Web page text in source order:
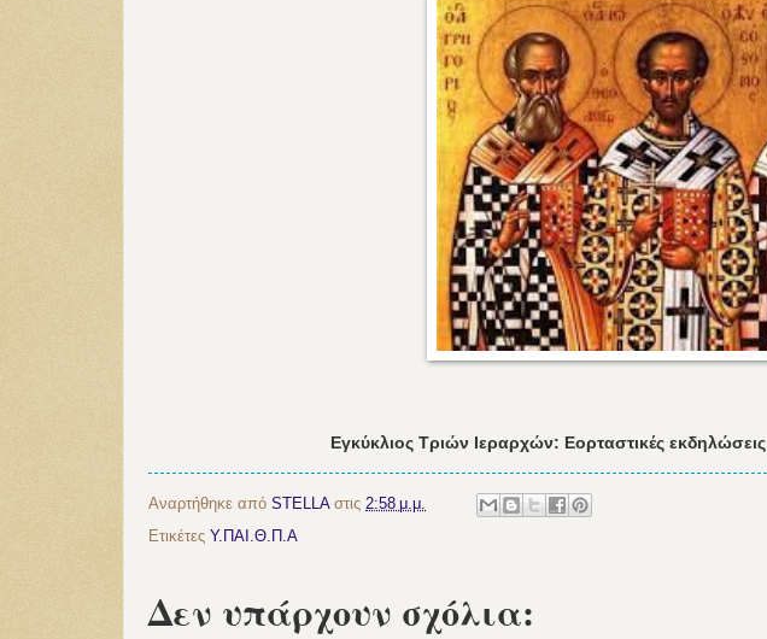
Εγκύκλιος Τριών Ιεραρχών: Εορταστικές εκδηλώσεις
Αναρτήθηκε από STELLA στις 2:58 μ.μ.
Ετικέτες Υ.ΠΑΙ.Θ.Π.Α
Δεν υπάρχουν σχόλια: